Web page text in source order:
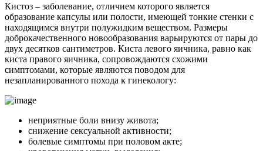
Кистоз – заболевание, отличием которого является
образование капсулы или полости, имеющей тонкие стенки с
находящимся внутри полужидким веществом. Размеры
доброкачественного новообразования варьируются от пары до
двух десятков сантиметров. Киста левого яичника, равно как
киста правого яичника, сопровождаются схожими
симптомами, которые являются поводом для
незапланированного похода к гинекологу:
неприятные боли внизу живота;
снижение сексуальной активности;
болевые симптомы при половом акте;